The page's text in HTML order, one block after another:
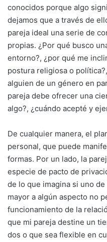
conocidos porque algo
dejamos que a través de
pareja ideal una serie de
propias. ¿Por qué busco
entorno?, ¿por qué me
postura religiosa o
alguien de un género en
pareja debe ofrecer una
algo?, ¿cuándo acepté y
De cualquier manera, el
personal, que puede
formas. Por un lado, la
especie de pacto de
de lo que imagina si uno
mayor a algún aspecto no
funcionamiento de la
que mi pareja destine un
dos o que sea flexible en